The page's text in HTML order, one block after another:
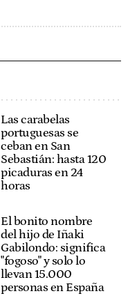
Las carabelas
portuguesas se
ceban en San
Sebastián: hasta 120
picaduras en 24
horas
El bonito nombre
del hijo de Iñaki
Gabilondo: significa
"fogoso" y solo lo
llevan 15.000
personas en España